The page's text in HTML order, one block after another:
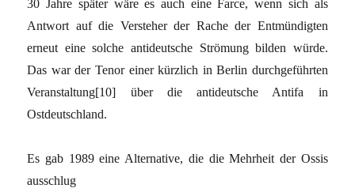
30 Jahre später wäre es auch eine Farce, wenn sich als
Antwort auf die Versteher der Rache der Entmündigten
erneut eine solche antideutsche Strömung bilden würde.
Das war der Tenor einer kürzlich in Berlin durchgeführten
Veranstaltung[10] über die antideutsche Antifa in
Ostdeutschland.
Es gab 1989 eine Alternative, die die Mehrheit der Ossis
ausschlug